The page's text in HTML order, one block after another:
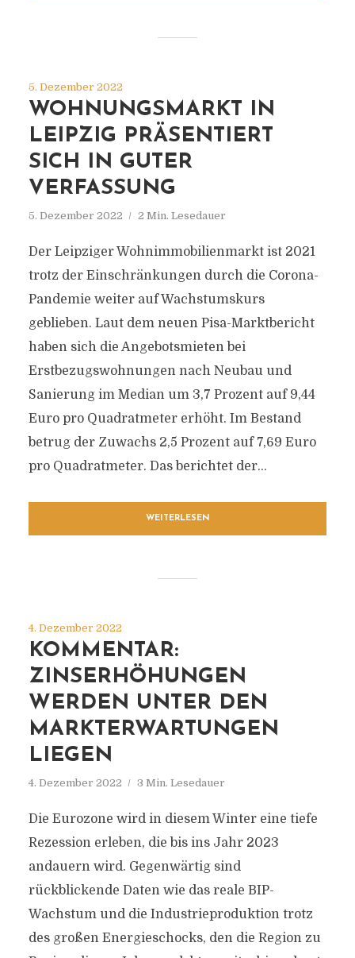
5. Dezember 2022
WOHNUNGSMARKT IN
LEIPZIG PRÄSENTIERT
SICH IN GUTER
VERFASSUNG
5. Dezember 2022 2 Min. Lesedauer
Der Leipziger Wohnimmobilienmarkt ist 2021
trotz der Einschränkungen durch die Corona-
Pandemie weiter auf Wachstumskurs
geblieben. Laut dem neuen Pisa-Marktbericht
haben sich die Angebotsmieten bei
Erstbezugswohnungen nach Neubau und
Sanierung im Median um 3,7 Prozent auf 9,44
Euro pro Quadratmeter erhöht. Im Bestand
betrug der Zuwachs 2,5 Prozent auf 7,69 Euro
pro Quadratmeter. Das berichtet der...
WEITERLESEN
4. Dezember 2022
KOMMENTAR:
ZINSERHÖHUNGEN
WERDEN UNTER DEN
MARKTERWARTUNGEN
LIEGEN
4. Dezember 2022 3 Min. Lesedauer
Die Eurozone wird in diesem Winter eine tiefe
Rezession erleben, die bis ins Jahr 2023
andauern wird. Gegenwärtig sind
rückblickende Daten wie das reale BIP-
Wachstum und die Industrieproduktion trotz
des großen Energieschocks, den die Region zu